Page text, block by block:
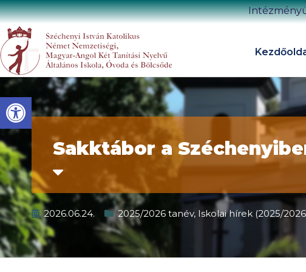
Eszköztár megnyitása
Sakktábor a
2026.06.24. 2025/2026 tanév, Iskolai hírek (2025/